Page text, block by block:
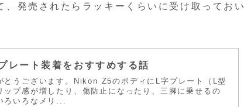
発売されたらラッキーくらいに受け取っておい
ート装着をおすすめする話
とうございます。Nikon Z5のボディにL字プレート（L型
ップ感が増したり、傷防止になったり、三脚に乗せるの
ろいろなメリ...